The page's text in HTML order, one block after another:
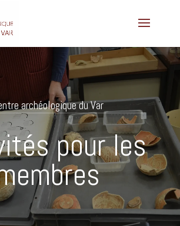
archéologique du Var
pour les